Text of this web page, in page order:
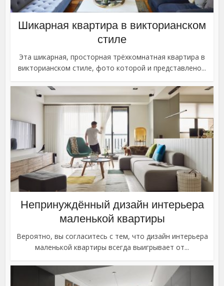
Шикарная квартира в викторианском
стиле
Эта шикарная, просторная трёхкомнатная квартира в
викторианском стиле, фото которой и представлено...
Непринуждённый дизайн интерьера
маленькой квартиры
Вероятно, вы согласитесь с тем, что дизайн интерьера
маленькой квартиры всегда выигрывает от...